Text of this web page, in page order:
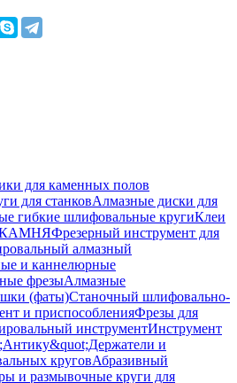
для каменных полов
для станковАлмазные диски для
гибкие шлифовальные кругиКлеи
Фрезерный инструмент для
алмазный
и каннелюрные
фрезыАлмазные
(фаты)Станочный шлифовально-
и приспособленияФрезы для
инструментИнструмент
Держатели и
круговАбразивный
и размывочные круги для